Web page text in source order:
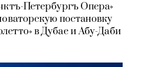
Петербургъ Опера»
постановку
в Дубае и Абу-Даби